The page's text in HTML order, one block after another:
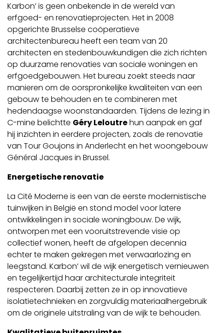
Karbon’ is geen onbekende in de wereld van
erfgoed- en renovatieprojecten. Het in 2008
opgerichte Brusselse coöperatieve
architectenbureau heeft een team van 20
architecten en stedenbouwkundigen die zich richten
op duurzame renovaties van sociale woningen en
erfgoedgebouwen. Het bureau zoekt steeds naar
manieren om de oorspronkelijke kwaliteiten van een
gebouw te behouden en te combineren met
hedendaagse woonstandaarden. Tijdens de lezing in
C-mine belichtte Géry Leloutrehun aanpak en gaf
hij inzichten in eerdere projecten, zoals de renovatie
van Tour Goujons in Anderlecht en het woongebouw
Général Jacques in Brussel.
Energetische renovatie
La Cité Moderne is een van de eerste modernistische
tuinwijken in België en stond model voor latere
ontwikkelingen in sociale woningbouw. De wijk,
ontworpen met een vooruitstrevende visie op
collectief wonen, heeft de afgelopen decennia
echter te maken gekregen met verwaarlozing en
leegstand. Karbon’ wil de wijk energetisch vernieuwen
en tegelijkertijd haar architecturale integriteit
respecteren. Daarbij zetten ze in op innovatieve
isolatietechnieken en zorgvuldig materiaalhergebruik
om de originele uitstraling van de wijk te behouden.